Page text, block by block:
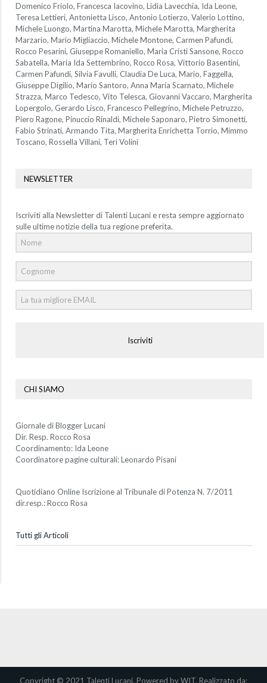
Domenico Friolo, Francesca Iacovino, Lidia Lavecchia, Ida Leone,
Teresa Lettieri, Antonietta Lisco, Antonio Lotierzo, Valerio Lottino,
Michele Luongo, Martina Marotta, Michele Marotta, Margherita
Marzario, Mario Migliaccio, Michele Montone, Carmen Pafundi,
Rocco Pesarini, Giuseppe Romaniello, Maria Cristi Sansone, Rocco
Sabatella, Maria Ida Settembrino, Rocco Rosa, Vittorio Basentini,
Carmen Pafundi, Silvia Favulli, Claudia De Luca, Mario, Faggella,
Giuseppe Digilio, Mario Santoro, Anna Maria Scarnato, Michele
Strazza, Marco Tedesco, Vito Telesca, Giovanni Vaccaro, Margherita
Lopergolo, Gerardo Lisco, Francesco Pellegrino, Michele Petruzzo,
Piero Ragone, Pinuccio Rinaldi, Michele Saponaro, Pietro Simonetti,
Fabio Strinati, Armando Tita, Margherita Enrichetta Torrio, Mimmo
Toscano, Rossella Villani, Teri Volini
NEWSLETTER
Iscriviti alla Newsletter di Talenti Lucani e resta sempre aggiornato
sulle ultime notizie della tua regione preferita.
Iscriviti
CHI SIAMO
Giornale di Blogger Lucani
Dir. Resp. Rocco Rosa
Coordinamento: Ida Leone
Coordinatore pagine culturali: Leonardo Pisani
Quotidiano Online Iscrizione al Tribunale di Potenza N. 7/2011
dir.resp.: Rocco Rosa
Tutti gli Articoli
Copyright © 2021 Talenti Lucani. Powered by WIT. Realizzato da: